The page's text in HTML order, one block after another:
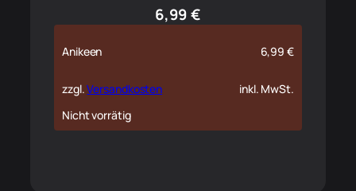
6,99€
Anikeen 6,99€
zzgl.Versandkosten
inkl. MwSt.
Nicht vorrätig